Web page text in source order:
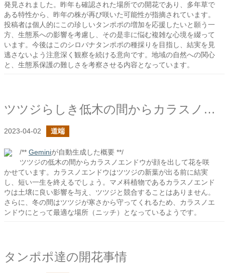
発見されました。昨年も確認された場所での開花であり、多年草で
ある特性から、昨年の株が再び咲いた可能性が指摘されています。
投稿者は個人的にこの珍しいタンポポの増加を応援したいと願う一
方、生態系への影響を考慮し、その是非に悩む複雑な心境を綴って
います。今後はこのシロバナタンポポの種採りを目指し、結実を見
逃さないよう注意深く観察を続ける意向です。地域の自然への関心
と、生態系保護の難しさを考察させる内容となっています。
ツツジらしき低木の間からカラスノエンドウ
2023-04-02 道端
/** Geminiが自動生成した概要 **/
ツツジの低木の間からカラスノエンドウが顔を出して花を咲
かせています。カラスノエンドウはツツジの新葉が出る前に結実
し、短い一生を終えるでしょう。マメ科植物であるカラスノエンド
ウは土壌に良い影響を与え、ツツジと競合することはありません。
さらに、冬の間はツツジが寒さから守ってくれるため、カラスノエ
ンドウにとって最適な場所（ニッチ）となっているようです。
タンポポ達の開花事情